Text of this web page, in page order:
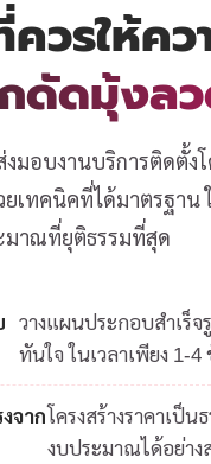
วรให้คว
ดัดมุ้งล
งมอบงานบริการติดตั้
เทคนิคที่ได้มาตรฐาน
มาณที่ยุติธรรมที่สุด
วางแผนประกอบสำเร็จ
ทันใจ ในเวลาเพียง 1-4
จากโครงสร้างราคาเป็
งบประมาณได้อย่าง